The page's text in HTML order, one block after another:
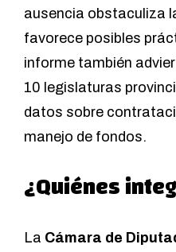
ausencia obstaculiza
favorece posibles
informe también
10 legislaturas
datos sobre
manejo de fondos.
¿Quiénes
La Cámara de